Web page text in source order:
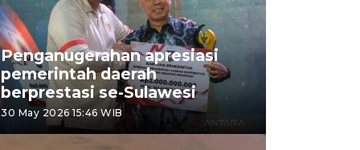
Penganugerahan apresiasi
pemerintah daerah
berprestasi se-Sulawesi
30 May 2026 15:46 WIB